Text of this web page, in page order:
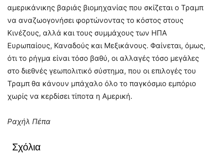
αμερικάνικης βαριάς βιομηχανίας που σκίζεται ο Τραμπ
να αναζωογονήσει φορτώνοντας το κόστος στους
Κινέζους, αλλά και τους συμμάχους των ΗΠΑ
Ευρωπαίους, Καναδούς και Μεξικάνους. Φαίνεται, όμως,
ότι το ρήγμα είναι τόσο βαθύ, οι αλλαγές τόσο μεγάλες
στο διεθνές γεωπολιτικό σύστημα, που οι επιλογές του
Τραμπ θα κάνουν μπάχαλο όλο το παγκόσμιο εμπόριο
χωρίς να κερδίσει τίποτα η Αμερική.
Ραχήλ Πέπα
Σχόλια